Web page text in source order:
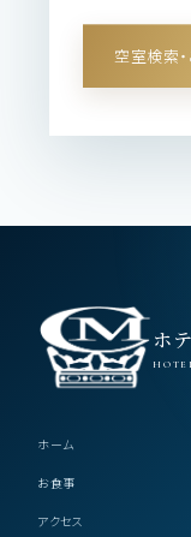
空室検索
ホ
ホーム
お食事
アクセス